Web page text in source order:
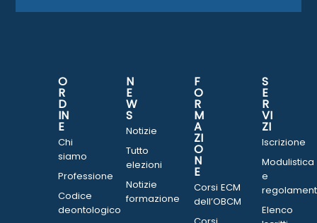
O
R
D
IN
E
Chi
siamo
Professione
Codice
deontologico
N
E
W
S
Notizie
Tutto
elezioni
Notizie
formazione
F
O
R
M
A
ZI
O
N
E
Corsi ECM
dell’OBCM
S
E
R
VI
ZI
Iscrizione
Modulistica
e
Elenco